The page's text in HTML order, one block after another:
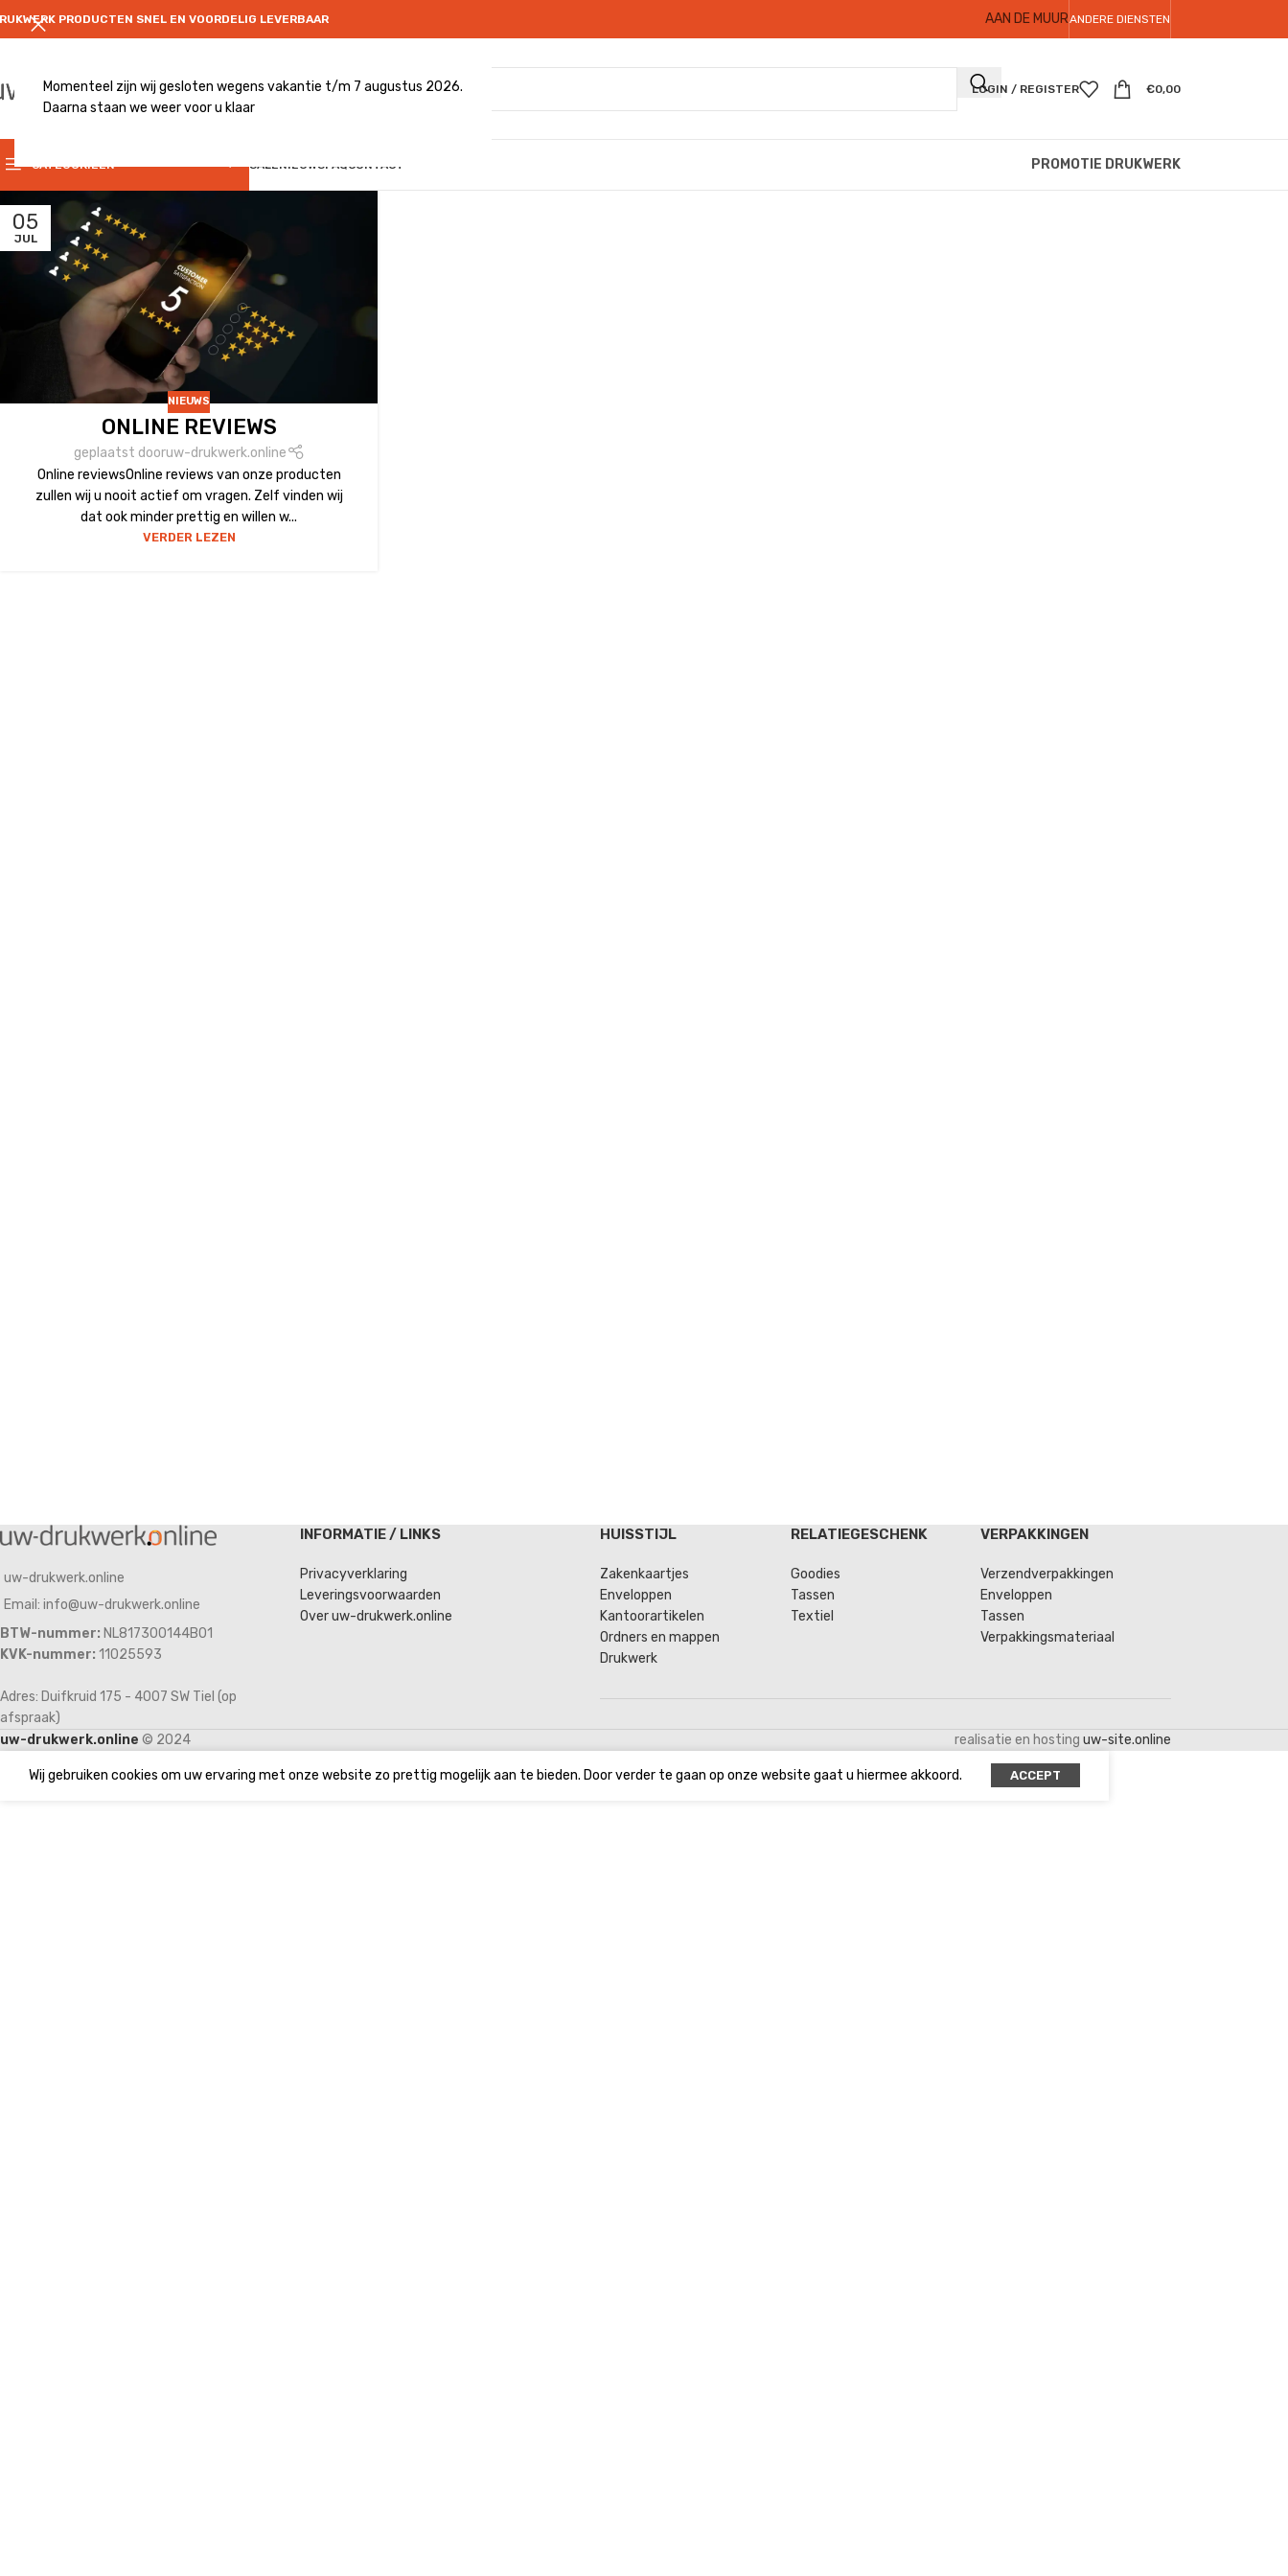
Momenteel zijn wij gesloten wegens vakantie t/m 7 augustus 2026.
Daarna staan we weer voor u klaar
PRODUCTEN SNEL EN VOORDELIG LEVERBAAR AAN DE MUURANDERE DIENSTEN
LOGIN / REGISTER €0,00
CATEGORIEËN SALENIEUWSFAQCONTACT PROMOTIE DRUKWERK
05
JUL
NIEUWS
ONLINE REVIEWS
geplaatst dooruw-drukwerk.online
Online reviewsOnline reviews van onze producten
zullen wij u nooit actief om vragen. Zelf vinden wij
dat ook minder prettig en willen w...
VERDER LEZEN
uw-drukwerk.online
Email: info@uw-drukwerk.online
BTW-nummer: NL817300144B01
KVK-nummer: 11025593
Adres: Duifkruid 175 - 4007 SW Tiel (op
afspraak)
INFORMATIE / LINKS
Privacyverklaring
Leveringsvoorwaarden
Over uw-drukwerk.online
HUISSTIJL
Zakenkaartjes
Enveloppen
Kantoorartikelen
Ordners en mappen
Drukwerk
RELATIEGESCHENK
Goodies
Tassen
Textiel
VERPAKKINGEN
Verzendverpakkingen
Enveloppen
Tassen
Verpakkingsmateriaal
uw-drukwerk.online © 2024 realisatie en hosting uw-site.online
Wij gebruiken cookies om uw ervaring met onze website zo prettig mogelijk aan te bieden. Door verder te gaan op onze website gaat u hiermee akkoord. ACCEPT